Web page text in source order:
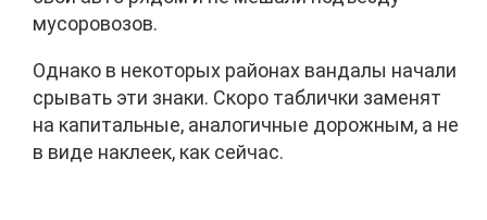
мусоровозов.
Однако в некоторых районах вандалы начали
срывать эти знаки. Скоро таблички заменят
на капитальные, аналогичные дорожным, а не
в виде наклеек, как сейчас.